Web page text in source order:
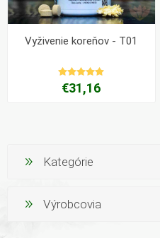
Vyživenie koreňov - T01
€31,16
Kategórie
Výrobcovia